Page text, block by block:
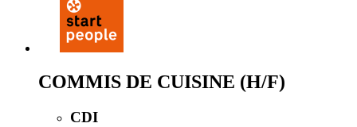
COMMIS DE CUISINE (H/F)
CDI